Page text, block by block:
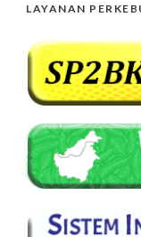
LAYANAN